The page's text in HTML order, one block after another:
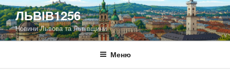
Перейти
до
вмісту
ЛЬВІВ1256
Новини Львова та Львівщини
Меню